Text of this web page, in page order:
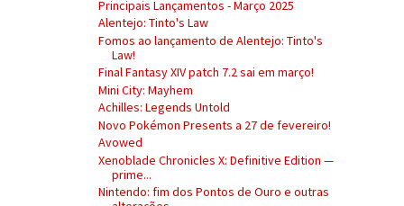
Principais Lançamentos - Março 2025
Alentejo: Tinto's Law
Fomos ao lançamento de Alentejo: Tinto's
Law!
Final Fantasy XIV patch 7.2 sai em março!
Mini City: Mayhem
Achilles: Legends Untold
Novo Pokémon Presents a 27 de fevereiro!
Avowed
Xenoblade Chronicles X: Definitive Edition —
prime...
Nintendo: fim dos Pontos de Ouro e outras